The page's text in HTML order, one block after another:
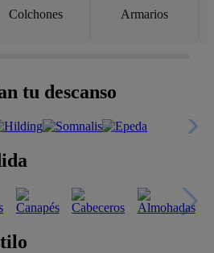
Colchones Armarios
tu descanso